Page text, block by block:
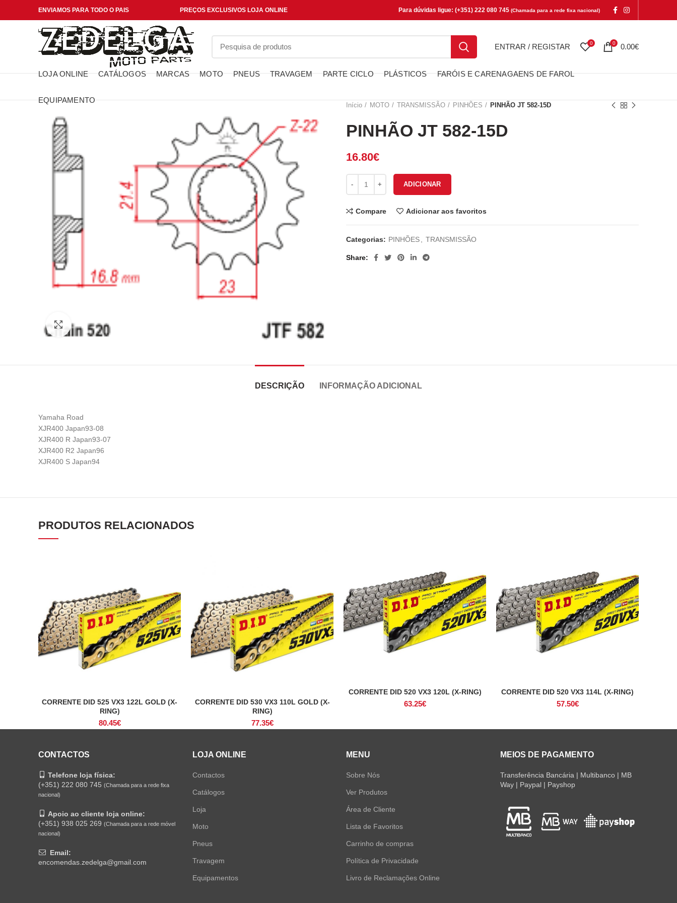
ENVIAMOS PARA TODO O PAIS PREÇOS EXCLUSIVOS LOJA ONLINE Para dúvidas ligue: (+351) 222 080 745 (Chamada para a rede fixa nacional)
ENTRAR / REGISTAR 0 0 0.00€
LOJA ONLINE CATÁLOGOS MARCAS MOTO PNEUS TRAVAGEM PARTE CICLO PLÁSTICOS FARÓIS E CARENAGAENS DE FAROL
EQUIPAMENTO
Click to enlarge
Início MOTO TRANSMISSÃO PINHÕES PINHÃO JT 582-15D
PINHÃO JT 582-15D
16.80€
ADICIONAR
Compare Adicionar aos favoritos
Categorias: PINHÕES TRANSMISSÃO
Share
DESCRIÇÃO INFORMAÇÃO ADICIONAL
Yamaha Road
XJR400 Japan93-08
XJR400 R Japan93-07
XJR400 R2 Japan96
XJR400 S Japan94
PRODUTOS RELACIONADOS
ADICIONAR
CORRENTE DID 525 VX3 122L GOLD (X-
RING)
80.45€
ADICIONAR
CORRENTE DID 530 VX3 110L GOLD (X-
RING)
77.35€
ADICIONAR
CORRENTE DID 520 VX3 120L (X-RING)
63.25€
ADICIONAR
CORRENTE DID 520 VX3 114L (X-RING)
57.50€
CONTACTOS
Telefone loja física:
(+351) 222 080 745 (Chamada para a rede fixa
nacional)
Apoio ao cliente loja online:
(+351) 938 025 269 (Chamada para a rede móvel
nacional)
Email:
encomendas.zedelga@gmail.com
LOJA ONLINE
Contactos
Catálogos
Loja
Moto
Pneus
Travagem
Equipamentos
MENU
Sobre Nós
Ver Produtos
Área de Cliente
Lista de Favoritos
Carrinho de compras
Política de Privacidade
Livro de Reclamações Online
MEIOS DE PAGAMENTO
Transferência Bancária | Multibanco | MB
Way | Paypal | Payshop